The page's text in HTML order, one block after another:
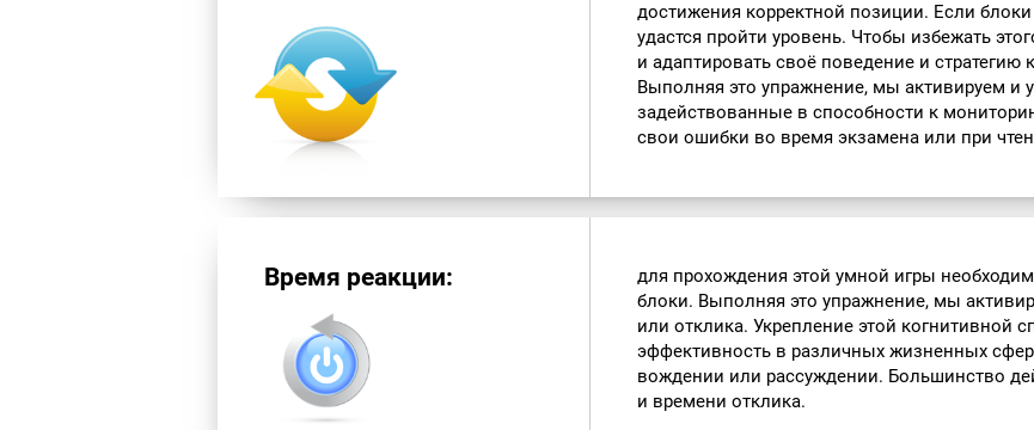
достижения корректной позиции. Если
удастся пройти уровень. Чтобы избежать
и адаптировать своё поведение и
Выполняя это упражнение, мы активируем и
задействованные в способности к
свои ошибки во время экзамена или при
Время реакции:
для прохождения этой умной игры
блоки. Выполняя это упражнение, мы
или отклика. Укрепление этой когнитивной
эффективность в различных жизненных
вождении или рассуждении. Большинство
и времени отклика.